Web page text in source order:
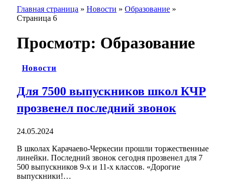
Главная страница » Новости » Образование »
Страница 6
Просмотр: Образование
Новости
Для 7500 выпускников школ КЧР
прозвенел последний звонок
24.05.2024
В школах Карачаево-Черкесии прошли торжественные
линейки. Последний звонок сегодня прозвенел для 7
500 выпускников 9-х и 11-х классов. «Дорогие
выпускники!…